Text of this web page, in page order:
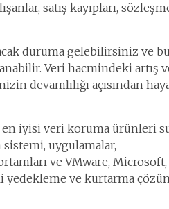
satış kayıpları,
duruma gelebilirsiniz ve bu
Veri hacmindeki artış
devamlılığı açısından
en iyisi veri koruma ürünleri
uygulamalar,
ve VMware, Microsoft,
yedekleme ve kurtarma